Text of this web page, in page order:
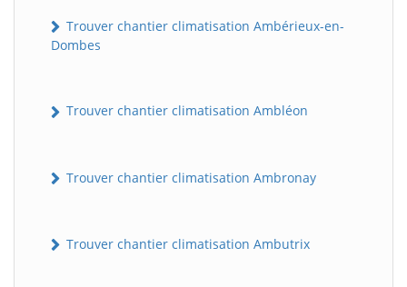
Trouver chantier climatisation Ambérieux-en-
Dombes
Trouver chantier climatisation Ambléon
Trouver chantier climatisation Ambronay
Trouver chantier climatisation Ambutrix